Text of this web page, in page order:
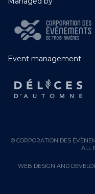
Event management
© CORPORATION DES
ALL
WEB DESIGN AND